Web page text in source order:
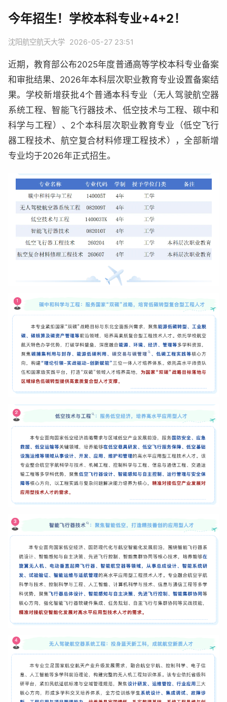
今年招生！学校本科专业+4+2！
沈阳航空航天大学 2026-05-27 23:51
近期，教育部公布2025年度普通高等学校本科专业备案
和审批结果、2026年本科层次职业教育专业设置备案结
果。学校新增获批4个普通本科专业（无人驾驶航空器
系统工程、智能飞行器技术、低空技术与工程、碳中和
科学与工程）、2个本科层次职业教育专业（低空飞行
器工程技术、航空复合材料修理工程技术），全部新增
专业均于2026年正式招生。